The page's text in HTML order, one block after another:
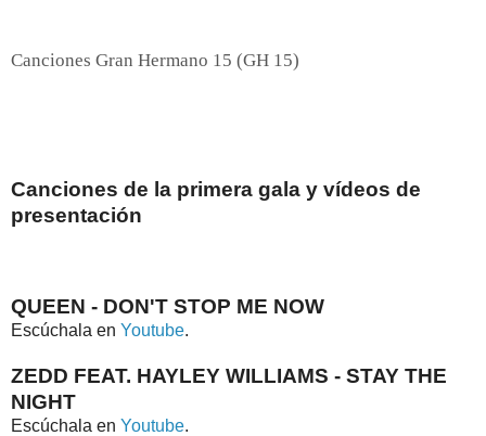
Canciones Gran Hermano 15 (GH 15)
Canciones de la primera gala y vídeos de
presentación
QUEEN - DON'T STOP ME NOW
Escúchala en Youtube.
ZEDD FEAT. HAYLEY WILLIAMS - STAY THE
NIGHT
Escúchala en Youtube.